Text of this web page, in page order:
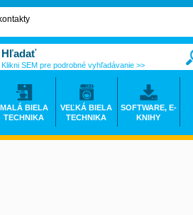
Klikni SEM pre podrobné vyhľadávanie >>
MALÁ BIELA
TECHNIKA
VEĽKÁ BIELA
TECHNIKA
SOFTWARE, E-
KNIHY